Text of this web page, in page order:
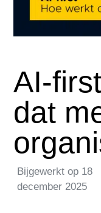
AI-
dat
Bijgewerkt op 18
december 2025